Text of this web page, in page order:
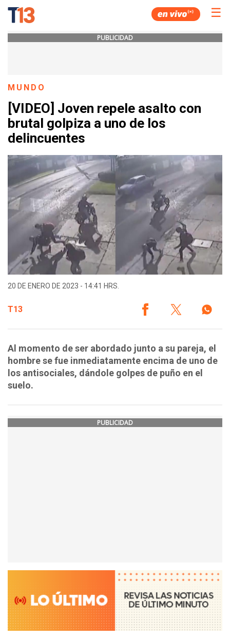
☰
PUBLICIDAD
MUNDO
[VIDEO] Joven repele asalto con
brutal golpiza a uno de los
delincuentes
20 DE ENERO DE 2023 - 14:41 HRS.
T13
Al momento de ser abordado junto a su pareja, el
hombre se fue inmediatamente encima de uno de
los antisociales, dándole golpes de puño en el
suelo.
PUBLICIDAD